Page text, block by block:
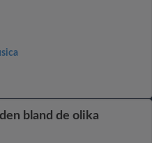
bland de olika